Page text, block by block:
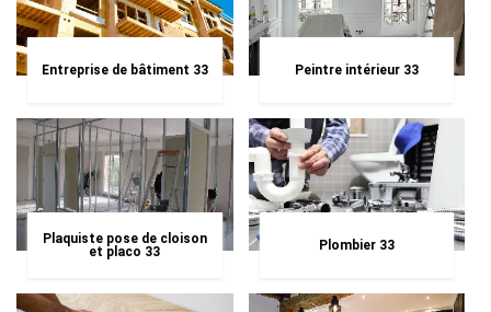
Entreprise de bâtiment 33 Peintre intérieur 33
Plaquiste pose de cloison
et placo 33
Plombier 33